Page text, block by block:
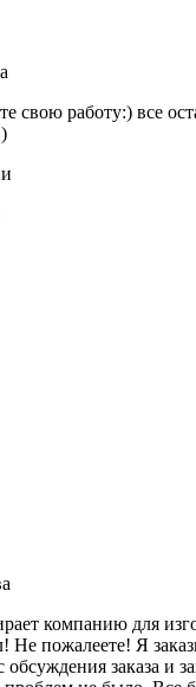
свою работу:) все
компанию для
Не пожалеете! Я
заказа и